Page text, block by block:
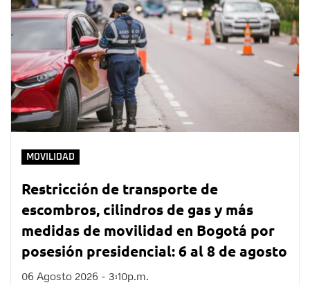
MOVILIDAD
Restricción de transporte de
escombros, cilindros de gas y más
medidas de movilidad en Bogotá por
posesión presidencial: 6 al 8 de agosto
06 Agosto 2026 - 3:10p.m.